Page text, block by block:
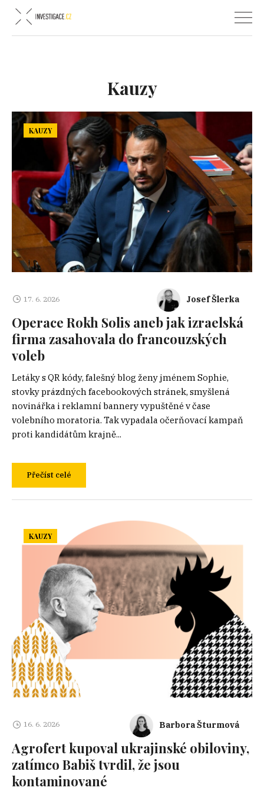
Kauzy
KAUZY
17. 6. 2026 Josef Šlerka
Operace Rokh Solis aneb jak izraelská
firma zasahovala do francouzských
voleb
Letáky s QR kódy, falešný blog ženy jménem Sophie,
stovky prázdných facebookových stránek, smyšlená
novinářka i reklamní bannery vypuštěné v čase
volebního moratoria. Tak vypadala očerňovací kampaň
proti kandidátům krajně...
Přečíst celé
KAUZY
16. 6. 2026 Barbora Šturmová
Agrofert kupoval ukrajinské obiloviny,
zatímco Babiš tvrdil, že jsou
kontaminované